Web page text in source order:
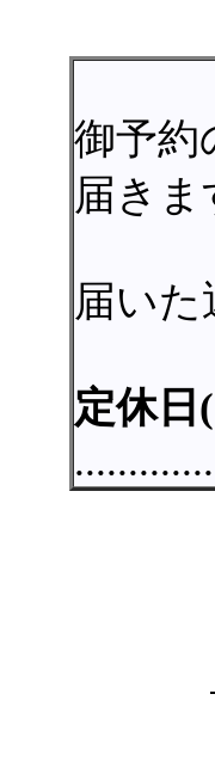
御予約
届きま
届い
定休日